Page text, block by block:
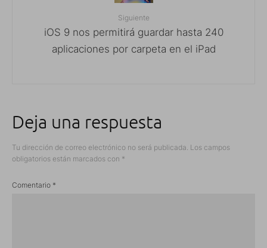
Siguiente
iOS 9 nos permitirá guardar hasta 240
aplicaciones por carpeta en el iPad
Deja una respuesta
Tu dirección de correo electrónico no será publicada. Los campos
obligatorios están marcados con *
Comentario *